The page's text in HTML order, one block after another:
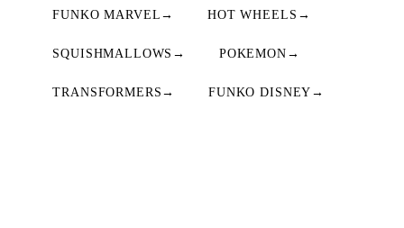
FUNKO MARVEL → HOT WHEELS →
SQUISHMALLOWS → POKEMON →
TRANSFORMERS → FUNKO DISNEY →